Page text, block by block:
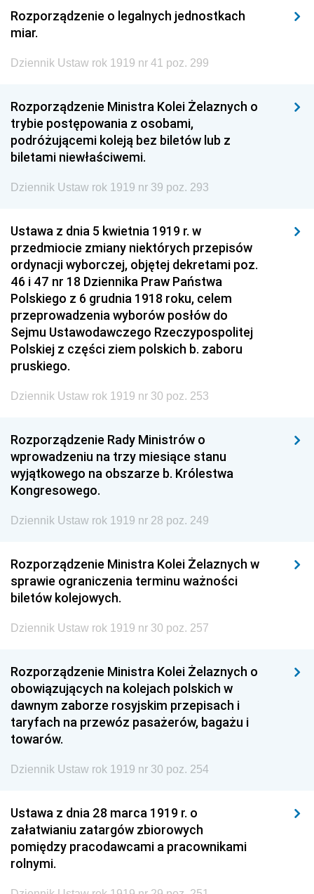
Rozporządzenie o legalnych jednostkach
miar.
Dziennik Ustaw rok 1919 nr 41 poz. 299
Rozporządzenie Ministra Kolei Żelaznych o
trybie postępowania z osobami,
podróżującemi koleją bez biletów lub z
biletami niewłaściwemi.
Dziennik Ustaw rok 1919 nr 39 poz. 293
Ustawa z dnia 5 kwietnia 1919 r. w
przedmiocie zmiany niektórych przepisów
ordynacji wyborczej, objętej dekretami poz.
46 i 47 nr 18 Dziennika Praw Państwa
Polskiego z 6 grudnia 1918 roku, celem
przeprowadzenia wyborów posłów do
Sejmu Ustawodawczego Rzeczypospolitej
Polskiej z części ziem polskich b. zaboru
pruskiego.
Dziennik Ustaw rok 1919 nr 30 poz. 253
Rozporządzenie Rady Ministrów o
wprowadzeniu na trzy miesiące stanu
wyjątkowego na obszarze b. Królestwa
Kongresowego.
Dziennik Ustaw rok 1919 nr 28 poz. 249
Rozporządzenie Ministra Kolei Żelaznych w
sprawie ograniczenia terminu ważności
biletów kolejowych.
Dziennik Ustaw rok 1919 nr 30 poz. 257
Rozporządzenie Ministra Kolei Żelaznych o
obowiązujących na kolejach polskich w
dawnym zaborze rosyjskim przepisach i
taryfach na przewóz pasażerów, bagażu i
towarów.
Dziennik Ustaw rok 1919 nr 30 poz. 254
Ustawa z dnia 28 marca 1919 r. o
załatwianiu zatargów zbiorowych
pomiędzy pracodawcami a pracownikami
rolnymi.